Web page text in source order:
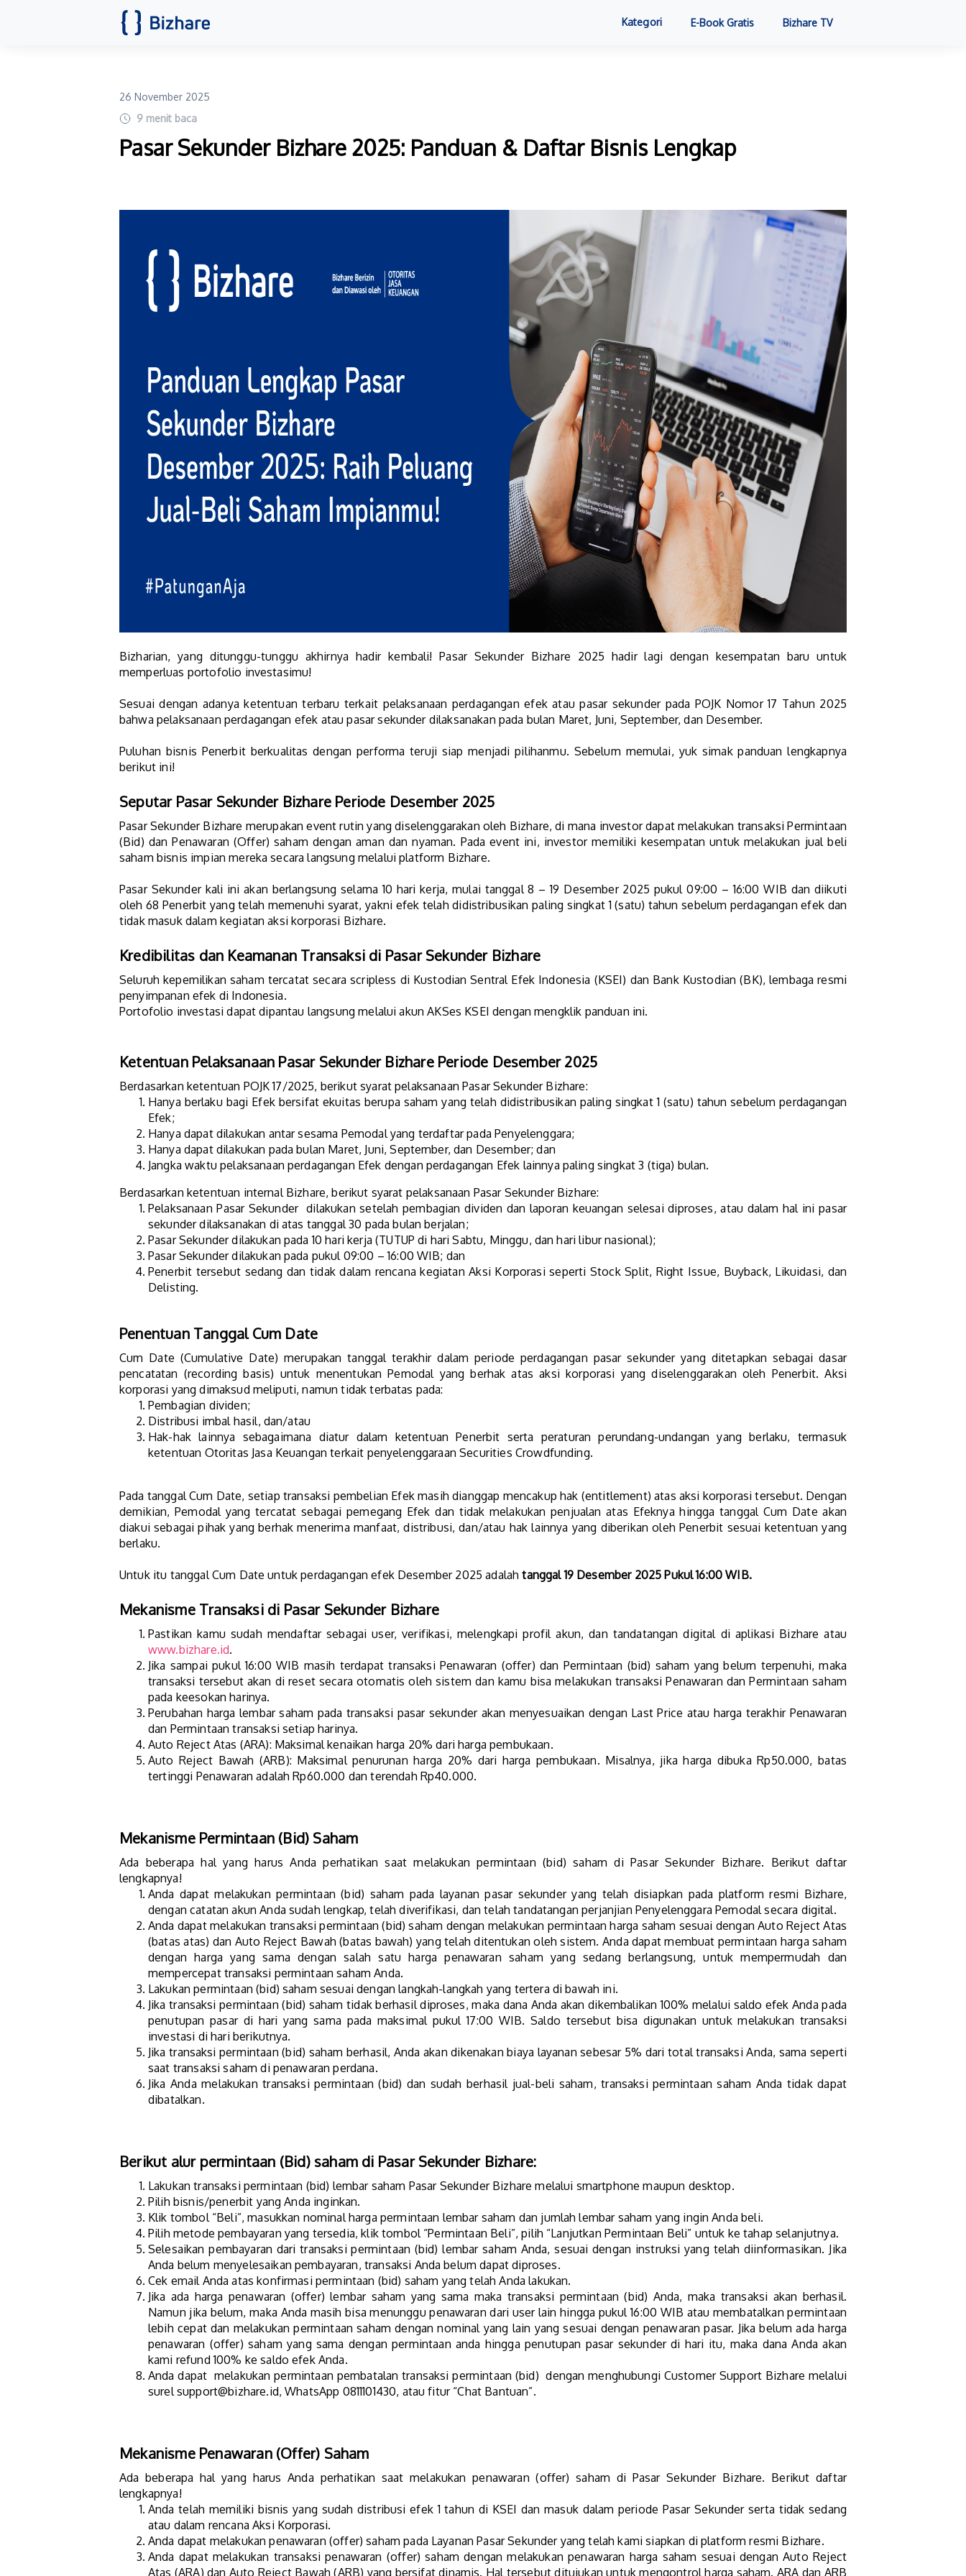
Kategori E-Book Gratis Bizhare TV
26 November 2025
9 menit baca
Pasar Sekunder Bizhare 2025: Panduan & Daftar Bisnis Lengkap
Bizharian, yang ditunggu-tunggu akhirnya hadir kembali! Pasar Sekunder Bizhare 2025 hadir lagi dengan kesempatan baru untuk
memperluas portofolio investasimu!
Sesuai dengan adanya ketentuan terbaru terkait pelaksanaan perdagangan efek atau pasar sekunder pada POJK Nomor 17 Tahun 2025
bahwa pelaksanaan perdagangan efek atau pasar sekunder dilaksanakan pada bulan Maret, Juni, September, dan Desember.
Puluhan bisnis Penerbit berkualitas dengan performa teruji siap menjadi pilihanmu. Sebelum memulai, yuk simak panduan lengkapnya
berikut ini!
Seputar Pasar Sekunder Bizhare Periode Desember 2025
Pasar Sekunder Bizhare merupakan event rutin yang diselenggarakan oleh Bizhare, di mana investor dapat melakukan transaksi Permintaan
(Bid) dan Penawaran (Offer) saham dengan aman dan nyaman. Pada event ini, investor memiliki kesempatan untuk melakukan jual beli
saham bisnis impian mereka secara langsung melalui platform Bizhare.
Pasar Sekunder kali ini akan berlangsung selama 10 hari kerja, mulai tanggal 8 – 19 Desember 2025 pukul 09:00 – 16:00 WIB dan diikuti
oleh 68 Penerbit yang telah memenuhi syarat, yakni efek telah didistribusikan paling singkat 1 (satu) tahun sebelum perdagangan efek dan
tidak masuk dalam kegiatan aksi korporasi Bizhare.
Kredibilitas dan Keamanan Transaksi di Pasar Sekunder Bizhare
Seluruh kepemilikan saham tercatat secara scripless di Kustodian Sentral Efek Indonesia (KSEI) dan Bank Kustodian (BK), lembaga resmi
penyimpanan efek di Indonesia.
Portofolio investasi dapat dipantau langsung melalui akun AKSes KSEI dengan mengklik panduan ini.
Ketentuan Pelaksanaan Pasar Sekunder Bizhare Periode Desember 2025
Berdasarkan ketentuan POJK 17/2025, berikut syarat pelaksanaan Pasar Sekunder Bizhare:
Hanya berlaku bagi Efek bersifat ekuitas berupa saham yang telah didistribusikan paling singkat 1 (satu) tahun sebelum perdagangan
Efek;
Hanya dapat dilakukan antar sesama Pemodal yang terdaftar pada Penyelenggara;
Hanya dapat dilakukan pada bulan Maret, Juni, September, dan Desember; dan
Jangka waktu pelaksanaan perdagangan Efek dengan perdagangan Efek lainnya paling singkat 3 (tiga) bulan.
Berdasarkan ketentuan internal Bizhare, berikut syarat pelaksanaan Pasar Sekunder Bizhare:
Pelaksanaan Pasar Sekunder dilakukan setelah pembagian dividen dan laporan keuangan selesai diproses, atau dalam hal ini pasar
sekunder dilaksanakan di atas tanggal 30 pada bulan berjalan;
Pasar Sekunder dilakukan pada 10 hari kerja (TUTUP di hari Sabtu, Minggu, dan hari libur nasional);
Pasar Sekunder dilakukan pada pukul 09:00 – 16:00 WIB; dan
Penerbit tersebut sedang dan tidak dalam rencana kegiatan Aksi Korporasi seperti Stock Split, Right Issue, Buyback, Likuidasi, dan
Delisting.
Penentuan Tanggal Cum Date
Cum Date (Cumulative Date) merupakan tanggal terakhir dalam periode perdagangan pasar sekunder yang ditetapkan sebagai dasar
pencatatan (recording basis) untuk menentukan Pemodal yang berhak atas aksi korporasi yang diselenggarakan oleh Penerbit. Aksi
korporasi yang dimaksud meliputi, namun tidak terbatas pada:
Pembagian dividen;
Distribusi imbal hasil, dan/atau
Hak-hak lainnya sebagaimana diatur dalam ketentuan Penerbit serta peraturan perundang-undangan yang berlaku, termasuk
ketentuan Otoritas Jasa Keuangan terkait penyelenggaraan Securities Crowdfunding.
Pada tanggal Cum Date, setiap transaksi pembelian Efek masih dianggap mencakup hak (entitlement) atas aksi korporasi tersebut. Dengan
demikian, Pemodal yang tercatat sebagai pemegang Efek dan tidak melakukan penjualan atas Efeknya hingga tanggal Cum Date akan
diakui sebagai pihak yang berhak menerima manfaat, distribusi, dan/atau hak lainnya yang diberikan oleh Penerbit sesuai ketentuan yang
berlaku.
Untuk itu tanggal Cum Date untuk perdagangan efek Desember 2025 adalahtanggal 19 Desember 2025 Pukul 16:00 WIB.
Mekanisme Transaksi di Pasar Sekunder Bizhare
Pastikan kamu sudah mendaftar sebagai user, verifikasi, melengkapi profil akun, dan tandatangan digital di aplikasi Bizhare atau
www.bizhare.id.
Jika sampai pukul 16:00 WIB masih terdapat transaksi Penawaran (offer) dan Permintaan (bid) saham yang belum terpenuhi, maka
transaksi tersebut akan di reset secara otomatis oleh sistem dan kamu bisa melakukan transaksi Penawaran dan Permintaan saham
pada keesokan harinya.
Perubahan harga lembar saham pada transaksi pasar sekunder akan menyesuaikan dengan Last Price atau harga terakhir Penawaran
dan Permintaan transaksi setiap harinya.
Auto Reject Atas (ARA): Maksimal kenaikan harga 20% dari harga pembukaan.
Auto Reject Bawah (ARB): Maksimal penurunan harga 20% dari harga pembukaan. Misalnya, jika harga dibuka Rp50.000, batas
tertinggi Penawaran adalah Rp60.000 dan terendah Rp40.000.
Mekanisme Permintaan (Bid) Saham
Ada beberapa hal yang harus Anda perhatikan saat melakukan permintaan (bid) saham di Pasar Sekunder Bizhare. Berikut daftar
lengkapnya!
Anda dapat melakukan permintaan (bid) saham pada layanan pasar sekunder yang telah disiapkan pada platform resmi Bizhare,
dengan catatan akun Anda sudah lengkap, telah diverifikasi, dan telah tandatangan perjanjian Penyelenggara Pemodal secara digital.
Anda dapat melakukan transaksi permintaan (bid) saham dengan melakukan permintaan harga saham sesuai dengan Auto Reject Atas
(batas atas) dan Auto Reject Bawah (batas bawah) yang telah ditentukan oleh sistem. Anda dapat membuat permintaan harga saham
dengan harga yang sama dengan salah satu harga penawaran saham yang sedang berlangsung, untuk mempermudah dan
mempercepat transaksi permintaan saham Anda.
Lakukan permintaan (bid) saham sesuai dengan langkah-langkah yang tertera di bawah ini.
Jika transaksi permintaan (bid) saham tidak berhasil diproses, maka dana Anda akan dikembalikan 100% melalui saldo efek Anda pada
penutupan pasar di hari yang sama pada maksimal pukul 17:00 WIB. Saldo tersebut bisa digunakan untuk melakukan transaksi
investasi di hari berikutnya.
Jika transaksi permintaan (bid) saham berhasil, Anda akan dikenakan biaya layanan sebesar 5% dari total transaksi Anda, sama seperti
saat transaksi saham di penawaran perdana.
Jika Anda melakukan transaksi permintaan (bid) dan sudah berhasil jual-beli saham, transaksi permintaan saham Anda tidak dapat
dibatalkan.
Berikut alur permintaan (Bid) saham di Pasar Sekunder Bizhare:
Lakukan transaksi permintaan (bid) lembar saham Pasar Sekunder Bizhare melalui smartphone maupun desktop.
Pilih bisnis/penerbit yang Anda inginkan.
Klik tombol “Beli”, masukkan nominal harga permintaan lembar saham dan jumlah lembar saham yang ingin Anda beli.
Pilih metode pembayaran yang tersedia, klik tombol “Permintaan Beli”, pilih “Lanjutkan Permintaan Beli” untuk ke tahap selanjutnya.
Selesaikan pembayaran dari transaksi permintaan (bid) lembar saham Anda, sesuai dengan instruksi yang telah diinformasikan. Jika
Anda belum menyelesaikan pembayaran, transaksi Anda belum dapat diproses.
Cek email Anda atas konfirmasi permintaan (bid) saham yang telah Anda lakukan.
Jika ada harga penawaran (offer) lembar saham yang sama maka transaksi permintaan (bid) Anda, maka transaksi akan berhasil.
Namun jika belum, maka Anda masih bisa menunggu penawaran dari user lain hingga pukul 16:00 WIB atau membatalkan permintaan
lebih cepat dan melakukan permintaan saham dengan nominal yang lain yang sesuai dengan penawaran pasar. Jika belum ada harga
penawaran (offer) saham yang sama dengan permintaan anda hingga penutupan pasar sekunder di hari itu, maka dana Anda akan
kami refund 100% ke saldo efek Anda.
Anda dapat melakukan permintaan pembatalan transaksi permintaan (bid) dengan menghubungi Customer Support Bizhare melalui
surel support@bizhare.id, WhatsApp 0811101430, atau fitur “Chat Bantuan”.
Mekanisme Penawaran (Offer) Saham
Ada beberapa hal yang harus Anda perhatikan saat melakukan penawaran (offer) saham di Pasar Sekunder Bizhare. Berikut daftar
lengkapnya!
Anda telah memiliki bisnis yang sudah distribusi efek 1 tahun di KSEI dan masuk dalam periode Pasar Sekunder serta tidak sedang
atau dalam rencana Aksi Korporasi.
Anda dapat melakukan penawaran (offer) saham pada Layanan Pasar Sekunder yang telah kami siapkan di platform resmi Bizhare.
Anda dapat melakukan transaksi penawaran (offer) saham dengan melakukan penawaran harga saham sesuai dengan Auto Reject
Atas (ARA) dan Auto Reject Bawah (ARB) yang bersifat dinamis. Hal tersebut ditujukan untuk mengontrol harga saham. ARA dan ARB